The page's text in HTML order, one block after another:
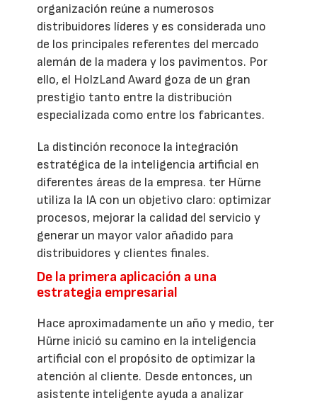
organización reúne a numerosos
distribuidores líderes y es considerada uno
de los principales referentes del mercado
alemán de la madera y los pavimentos. Por
ello, el HolzLand Award goza de un gran
prestigio tanto entre la distribución
especializada como entre los fabricantes.
La distinción reconoce la integración
estratégica de la inteligencia artificial en
diferentes áreas de la empresa. ter Hürne
utiliza la IA con un objetivo claro: optimizar
procesos, mejorar la calidad del servicio y
generar un mayor valor añadido para
distribuidores y clientes finales.
De la primera aplicación a una
estrategia empresarial
Hace aproximadamente un año y medio, ter
Hürne inició su camino en la inteligencia
artificial con el propósito de optimizar la
atención al cliente. Desde entonces, un
asistente inteligente ayuda a analizar